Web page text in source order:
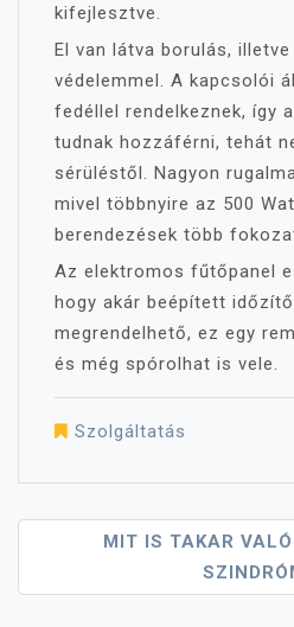
kifejlesztve.
El van látva borulás,
védelemmel. A kapcsolói
fedéllel rendelkeznek, így
tudnak hozzáférni, tehát
sérüléstől. Nagyon
mivel többnyire az 500
berendezések több
Az elektromos fűtőpanel
hogy akár beépített
megrendelhető, ez egy
és még spórolhat is vele.
Szolgáltatás
Bejegyzés
Navigáció
MIT IS TAKAR